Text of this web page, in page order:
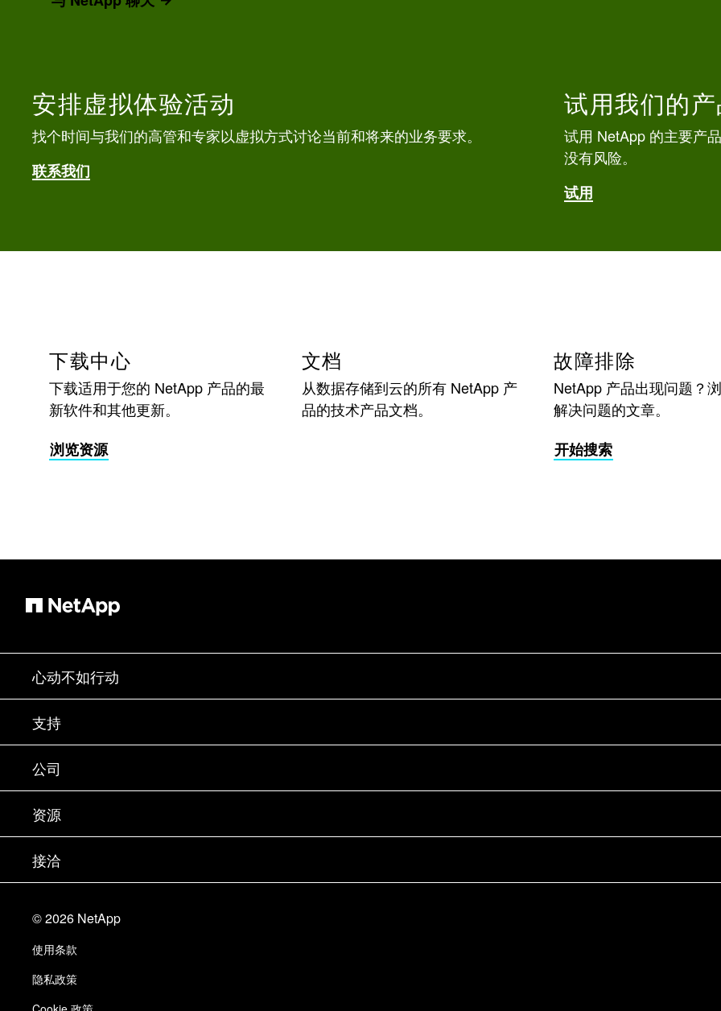
安排虚拟体验活动
找个时间与我们的高管和专家以虚拟方式讨论当前和将来的业务要求。
联系我们
试用我们的产
试用 NetApp 的主要产
没有风险。
试用
下载中心
下载适用于您的 NetApp 产品的最
新软件和其他更新。
浏览资源
文档
从数据存储到云的所有 NetApp 产
品的技术产品文档。
故障排除
NetApp 产品出现问题？
解决问题的文章。
开始搜索
心动不如行动
如何购买
联系销售部门
寻找合作伙伴
试用产品
贵宾体验中心
产品 A-Z
支持
支持
训练
文档中心
知识库
社区
公司
公司
合作伙伴
招聘
信任中心
责任与可持续性
质量认证
资源
新闻中心
活动
博客
客户体验
客户成功案例
接洽
站点反馈
无障碍使用
电子邮件订阅
©2026 NetApp
使用条款
隐私政策